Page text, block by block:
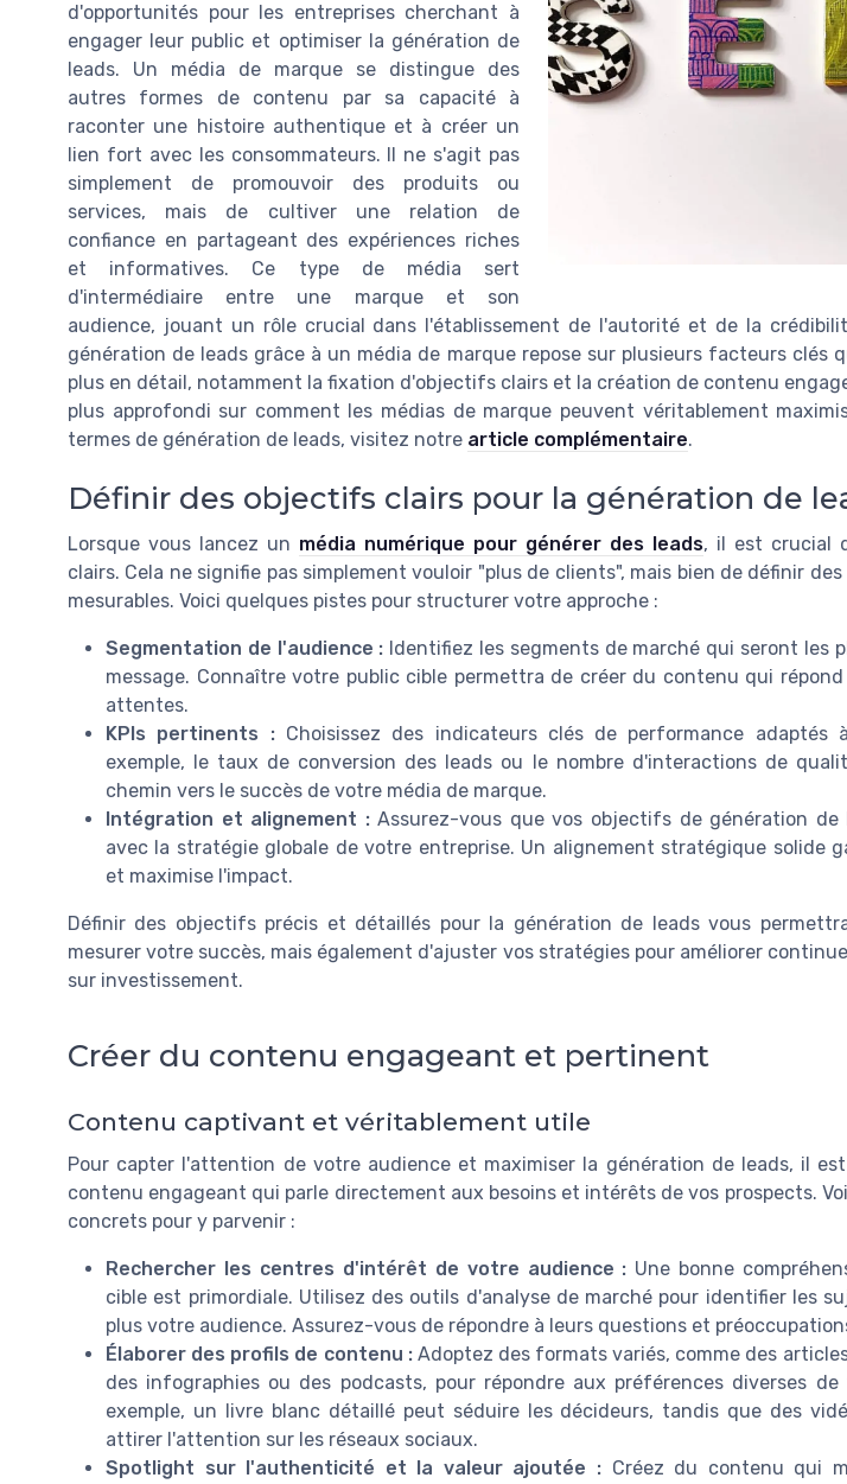
d'opportunités pour les entreprises cherchant à
engager leur public et optimiser la génération de
leads. Un média de marque se distingue des
autres formes de contenu par sa capacité à
raconter une histoire authentique et à créer un
lien fort avec les consommateurs. Il ne s'agit pas
simplement de promouvoir des produits ou
services, mais de cultiver une relation de
confiance en partageant des expériences riches
et informatives. Ce type de média sert
d'intermédiaire entre une marque et son
audience, jouant un rôle crucial dans l'établissement de l'autorité et de la
génération de leads grâce à un média de marque repose sur plusieurs facteurs clés
plus en détail, notamment la fixation d'objectifs clairs et la création de contenu
plus approfondi sur comment les médias de marque peuvent véritablement
termes de génération de leads, visitez notre article complémentaire.
Définir des objectifs clairs pour la génération de
Lorsque vous lancez un média numérique pour générer des leads, il est crucial
clairs. Cela ne signifie pas simplement vouloir "plus de clients", mais bien de définir
mesurables. Voici quelques pistes pour structurer votre approche :
Segmentation de l'audience : Identifiez les segments de marché qui seront les
message. Connaître votre public cible permettra de créer du contenu qui
attentes.
KPIs pertinents :Choisissez des indicateurs clés de performance adaptés
exemple, le taux de conversion des leads ou le nombre d'interactions de
chemin vers le succès de votre média de marque.
Intégration et alignement :Assurez-vous que vos objectifs de génération de
avec la stratégie globale de votre entreprise. Un alignement stratégique solide
et maximise l'impact.
Définir des objectifs précis et détaillés pour la génération de leads vous
mesurer votre succès, mais également d'ajuster vos stratégies pour améliorer
sur investissement.
Créer du contenu engageant et pertinent
Contenu captivant et véritablement utile
Pour capter l'attention de votre audience et maximiser la génération de leads, il
contenu engageant qui parle directement aux besoins et intérêts de vos prospects.
concrets pour y parvenir :
Rechercher les centres d'intérêt de votre audience : Une bonne
cible est primordiale. Utilisez des outils d'analyse de marché pour identifier les
plus votre audience. Assurez-vous de répondre à leurs questions et
Élaborer des profils de contenu :Adoptez des formats variés, comme des
des infographies ou des podcasts, pour répondre aux préférences diverses
exemple, un livre blanc détaillé peut séduire les décideurs, tandis que des
attirer l'attention sur les réseaux sociaux.
Spotlight sur l'authenticité et la valeur ajoutée : Créez du contenu qui